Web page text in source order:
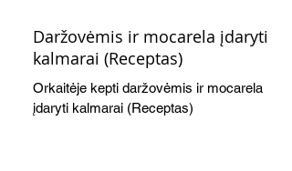
Daržovėmis ir mocarela įdaryti
kalmarai (Receptas)
Orkaitėje kepti daržovėmis ir mocarela
įdaryti kalmarai (Receptas)